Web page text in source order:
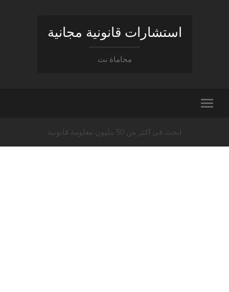
استشارات قانونية مجانية
محاماة نت
ابحث في أكثر من 50 مليون معلومة قانونية